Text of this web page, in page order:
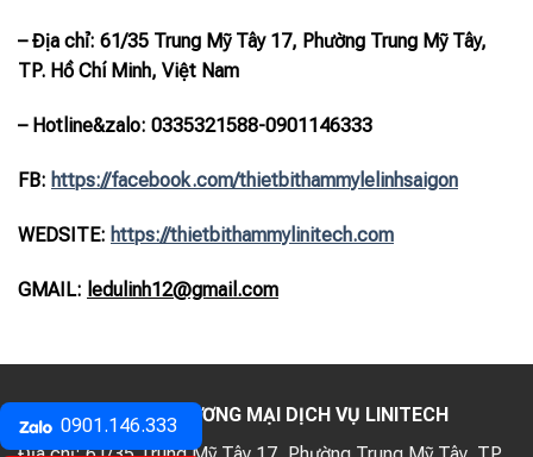
– Địa chỉ: 61/35 Trung Mỹ Tây 17, Phường Trung Mỹ Tây,
TP. Hồ Chí Minh, Việt Nam
– Hotline&zalo: 0335321588-0901146333
FB: https://facebook.com/thietbithammylelinhsaigon
WEDSITE: https://thietbithammylinitech.com
GMAIL: ledulinh12@gmail.com
CÔNG TY TNHH THƯƠNG MẠI DỊCH VỤ LINITECH
0901.146.333